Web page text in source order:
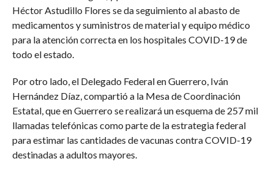
Héctor Astudillo Flores se da seguimiento al abasto de
medicamentos y suministros de material y equipo médico
para la atención correcta en los hospitales COVID-19 de
todo el estado.
Por otro lado, el Delegado Federal en Guerrero, Iván
Hernández Díaz, compartió a la Mesa de Coordinación
Estatal, que en Guerrero se realizará un esquema de 257 mil
llamadas telefónicas como parte de la estrategia federal
para estimar las cantidades de vacunas contra COVID-19
destinadas a adultos mayores.